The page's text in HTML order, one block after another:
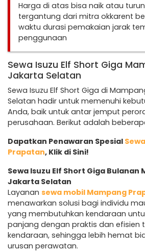
Harga di atas bisa naik atau
tergantung dari mitra okkarent
waktu durasi pemakaian jarak
penggunaan
Sewa Isuzu Elf Short Giga
Jakarta Selatan
Sewa Isuzu Elf Short Giga di
Selatan hadir untuk memenuhi
Anda, baik untuk antar jemput
perusahaan. Berikut adalah
Dapatkan Penawaran Spesial
Prapatan, Klik di Sini!
Sewa Isuzu Elf Short Giga
Jakarta Selatan
Layanan sewa mobil Mampang
menawarkan solusi bagi individu
yang membutuhkan kendaraan
panjang dengan praktis dan efisien
kendaraan, sehingga lebih hemat
urusan perawatan.